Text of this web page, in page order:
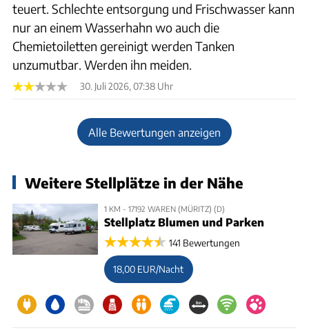
teuert. Schlechte entsorgung und Frischwasser kann
nur an einem Wasserhahn wo auch die
Chemietoiletten gereinigt werden Tanken
unzumutbar. Werden ihn meiden.
30. Juli 2026, 07:38 Uhr
Alle Bewertungen anzeigen
Weitere Stellplätze in der Nähe
1 KM - 17192 WAREN (MÜRITZ) (D)
Stellplatz Blumen und Parken
141 Bewertungen
18,00 EUR/Nacht